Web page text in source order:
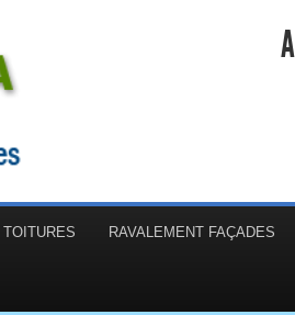
TOITURES RAVALEMENT FAÇADES